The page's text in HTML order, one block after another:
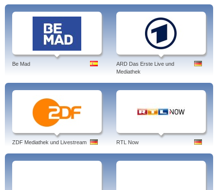
Be Mad
ARD Das Erste Live und
Mediathek
ZDF Mediathek und Livestream RTL Now